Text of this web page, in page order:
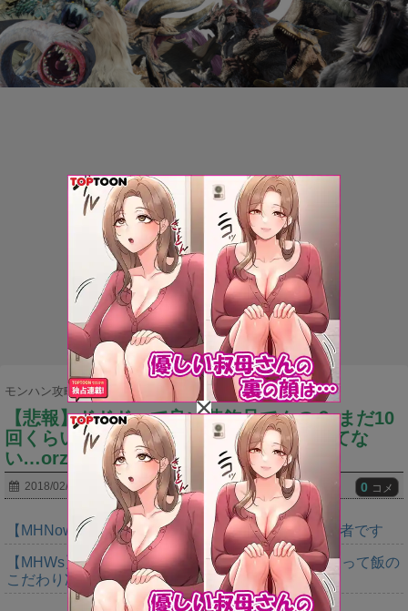
モンハン攻略まとめ隊 > ネタ・雑談
【悲報】ドドドって良い装飾品でんの？ まだ10
回くらいしかやってないがロクなもの出てな
い…orz
2018/02/14 0 コメ
【MHNow】週間1000は上積みの上積みなんで異常者です
【MHWs】やっぱいただきますの大切さ語るだけあって飯の
こだわり凄いよね